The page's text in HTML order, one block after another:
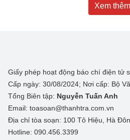
Xem thêm
Giấy phép hoạt động báo chí điện tử
Cấp ngày: 30/08/2024; Nơi cấp: Bộ
Tổng Biên tập: Nguyễn Tuấn Anh
Email: toasoan@thanhtra.com.vn
Địa chỉ tòa soạn: 100 Tô Hiệu, Hà
Hotline: 090.456.3399